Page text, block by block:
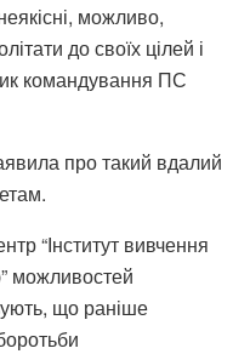
можливо,
до своїх цілей і
командування ПС
про такий вдалий
“Інститут вивчення
можливостей
що раніше